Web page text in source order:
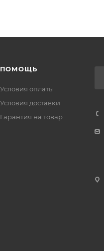
ПОМОЩЬ
Условия оплаты
Условия доставки
Гарантия на товар